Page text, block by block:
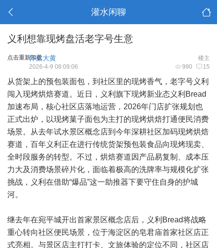
灌水闲聊
义利想靠现烤盘活老字号生意
点击重新加载 楼主
怀柔大黄
990 15
2026-4-9 08:09:06
从货架上的预包装面包，到社区里的现烤香气，老字号义利
闯入现烤烘焙赛道。近日，义利旗下现烤新业态义利Bread
加速布局，核心社区店落地运营，2026年门店扩张规划也
正式出炉，以现烤菓子面包为主打的现烤烘焙打通便民消费
场景。从去年试水景区概念店到今年深耕社区加码现烤烘焙
赛道，百年义利正在进行传统货架预包装食品向现烤现卖、
全时段服务的转型。不过，烘焙赛道因产品易复制、成本压
力大及消费场景碎片化，面临着极高的洗牌率与规模化扩张
挑战，义利在借助“爆品”这一助推器下要守住自身的护城
河。
继去年在宛平城开出首家景区概念店后，义利Bread将战略
重心转向社区便民场景，位于海淀区的皂君庙首家社区店正
式亮相。与景区店主打打卡、文旅体验的定位不同，社区店